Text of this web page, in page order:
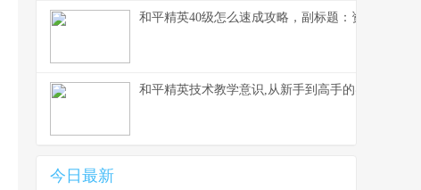
和平精英40级怎么速成攻略，副标题：资深玩家的
和平精英技术教学意识,从新手到高手的实战蜕变
今日最新